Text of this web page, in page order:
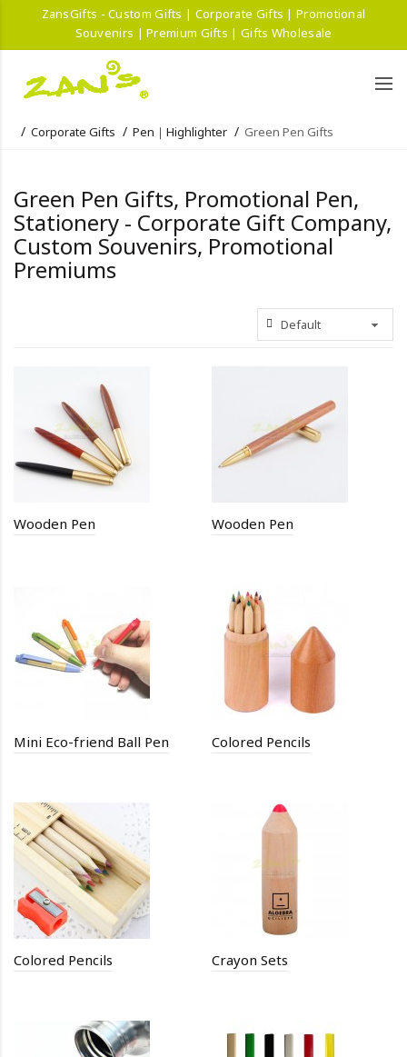
ZansGifts - Custom Gifts | Corporate Gifts | Promotional
Souvenirs | Premium Gifts | Gifts Wholesale
Corporate Gifts Pen｜Highlighter Green Pen Gifts
Green Pen Gifts, Promotional Pen,
Stationery - Corporate Gift Company,
Custom Souvenirs, Promotional
Premiums
Wooden Pen Wooden Pen
Mini Eco-friend Ball Pen Colored Pencils
Colored Pencils Crayon Sets